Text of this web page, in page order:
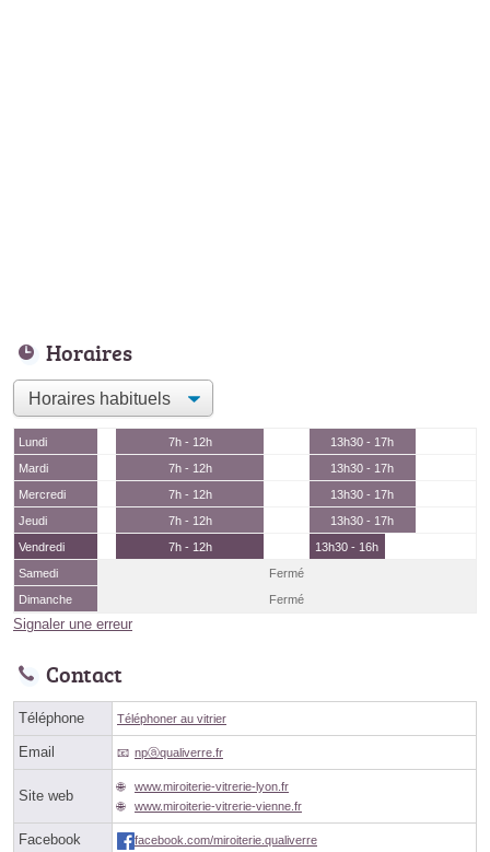
Horaires
Lundi 7h - 12h
13h30 - 17h
Mardi
7h - 12h
13h30 - 17h
Mercredi
7h - 12h
13h30 - 17h
Jeudi
7h - 12h
13h30 - 17h
Vendredi
7h - 12h
13h30 - 16h
Samedi
Fermé
Dimanche
Fermé
Signaler une erreur
Contact
Téléphone Téléphoner au vitrier
Email npⓐqualiverre.fr
Site web
www.miroiterie-vitrerie-lyon.fr
www.miroiterie-vitrerie-vienne.fr
Facebook facebook.com/miroiterie.qualiverre